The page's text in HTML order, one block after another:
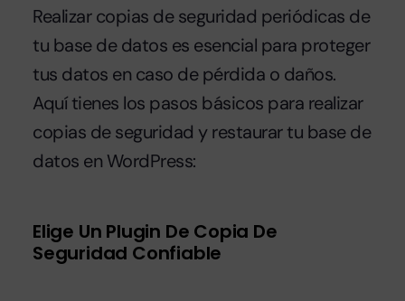
Realizar copias de seguridad periódicas de
tu base de datos es esencial para proteger
tus datos en caso de pérdida o daños.
Aquí tienes los pasos básicos para realizar
copias de seguridad y restaurar tu base de
datos en WordPress:
Elige Un Plugin De Copia De
Seguridad Confiable